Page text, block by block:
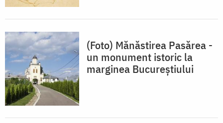
(Foto) Mănăstirea Pasărea -
un monument istoric la
marginea Bucureștiului